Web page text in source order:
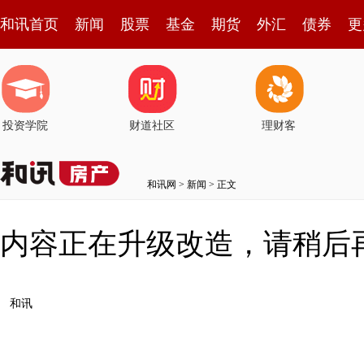
和讯首页 新闻 股票 基金 期货 外汇 债券
投资学院 财道社区 理财客
和讯网 > 新闻 > 正文
内容正在升级改造，请稍后
和讯